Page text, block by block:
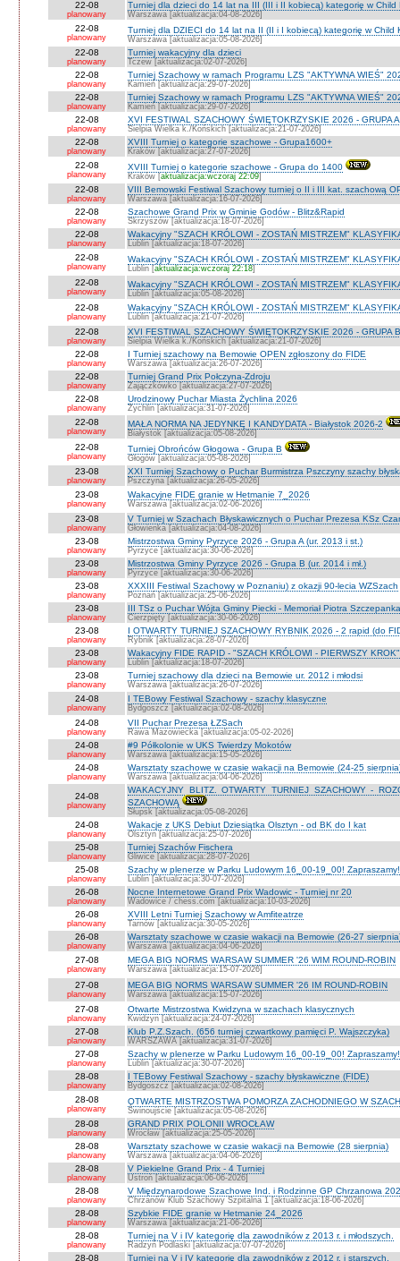
22-08
planowany
Turniej dla dzieci do 14 lat na III (III i II kobiecą) kategorię w Child
Warszawa [aktualizacja:04-08-2026]
22-08
planowany
Turniej dla DZIECI do 14 lat na II (II i I kobiecą) kategorię w Child
Warszawa [aktualizacja:05-08-2026]
22-08
planowany
Turniej wakacyjny dla dzieci
Tczew [aktualizacja:02-07-2026]
22-08
planowany
Turniej Szachowy w ramach Programu LZS "AKTYWNA WIEŚ"
Kamień [aktualizacja:29-07-2026]
22-08
planowany
Turniej Szachowy w ramach Programu LZS "AKTYWNA WIEŚ"
Kamień [aktualizacja:29-07-2026]
22-08
planowany
XVI FESTIWAL SZACHOWY ŚWIĘTOKRZYSKIE 2026 - GRUPA
Sielpia Wielka k./Końskich [aktualizacja:21-07-2026]
22-08
planowany
XVIII Turniej o kategorie szachowe - Grupa1600+
Kraków [aktualizacja:27-07-2026]
22-08
planowany
XVIII Turniej o kategorie szachowe - Grupa do 1400
Kraków [aktualizacja:wczoraj 22:09]
22-08
planowany
VIII Bemowski Festiwal Szachowy turniej o II i III kat. szachową
Warszawa [aktualizacja:16-07-2026]
22-08
planowany
Szachowe Grand Prix w Gminie Godów - Blitz&Rapid
Skrzyszów [aktualizacja:18-07-2026]
22-08
planowany
Wakacyjny "SZACH KRÓLOWI - ZOSTAŃ MISTRZEM"
Lublin [aktualizacja:18-07-2026]
22-08
planowany
Wakacyjny "SZACH KRÓLOWI - ZOSTAŃ MISTRZEM"
Lublin [aktualizacja:wczoraj 22:18]
22-08
planowany
Wakacyjny "SZACH KRÓLOWI - ZOSTAŃ MISTRZEM"
Lublin [aktualizacja:05-08-2026]
22-08
planowany
Wakacyjny "SZACH KRÓLOWI - ZOSTAŃ MISTRZEM"
Lublin [aktualizacja:21-07-2026]
22-08
planowany
XVI FESTIWAL SZACHOWY ŚWIĘTOKRZYSKIE 2026 - GRUPA B
Sielpia Wielka k./Końskich [aktualizacja:21-07-2026]
22-08
planowany
I Turniej szachowy na Bemowie OPEN zgłoszony do FIDE
Warszawa [aktualizacja:26-07-2026]
22-08
planowany
Turniej Grand Prix Połczyna-Zdroju
Zajączkówko [aktualizacja:27-07-2026]
22-08
planowany
Urodzinowy Puchar Miasta Żychlina 2026
Żychlin [aktualizacja:31-07-2026]
22-08
planowany
MAŁA NORMA NA JEDYNKĘ I KANDYDATA - Białystok 2026-2
Białystok [aktualizacja:05-08-2026]
22-08
planowany
Turniej Obrońców Głogowa - Grupa B
Głogów [aktualizacja:05-08-2026]
23-08
planowany
XXI Turniej Szachowy o Puchar Burmistrza Pszczyny szachy
Pszczyna [aktualizacja:26-05-2026]
23-08
planowany
Wakacyjne FIDE granie w Hetmanie 7_2026
Warszawa [aktualizacja:02-06-2026]
23-08
planowany
V Turniej w Szachach Błyskawicznych o Puchar Prezesa KSz
Głowienka [aktualizacja:04-08-2026]
23-08
planowany
Mistrzostwa Gminy Pyrzyce 2026 - Grupa A (ur. 2013 i st.)
Pyrzyce [aktualizacja:30-06-2026]
23-08
planowany
Mistrzostwa Gminy Pyrzyce 2026 - Grupa B (ur. 2014 i mł.)
Pyrzyce [aktualizacja:30-06-2026]
23-08
planowany
XXXIII Festiwal Szachowy w Poznaniu) z okazji 90-lecia WZSzach
Poznań [aktualizacja:25-06-2026]
23-08
planowany
III TSz o Puchar Wójta Gminy Piecki - Memoriał Piotra
Cierzpięty [aktualizacja:30-06-2026]
23-08
planowany
I OTWARTY TURNIEJ SZACHOWY RYBNIK 2026 - 2 rapid (do
Rybnik [aktualizacja:28-07-2026]
23-08
planowany
Wakacyjny FIDE RAPID - "SZACH KRÓLOWI - PIERWSZY
Lublin [aktualizacja:18-07-2026]
23-08
planowany
Turniej szachowy dla dzieci na Bemowie ur. 2012 i młodsi
Warszawa [aktualizacja:26-07-2026]
24-08
planowany
I TEBowy Festiwal Szachowy - szachy klasyczne
Bydgoszcz [aktualizacja:02-08-2026]
24-08
planowany
VII Puchar Prezesa ŁZSach
Rawa Mazowiecka [aktualizacja:05-02-2026]
24-08
planowany
#9 Półkolonie w UKS Twierdzy Mokotów
Warszawa [aktualizacja:15-05-2026]
24-08
planowany
Warsztaty szachowe w czasie wakacji na Bemowie (24-25
Warszawa [aktualizacja:04-06-2026]
24-08
planowany
WAKACYJNY BLITZ. OTWARTY TURNIEJ SZACHOWY -
SZACHOWĄ
Słupsk [aktualizacja:05-08-2026]
24-08
planowany
Wakacje z UKS Debiut Dziesiątka Olsztyn - od BK do I kat
Olsztyn [aktualizacja:25-07-2026]
25-08
planowany
Turniej Szachów Fischera
Gliwice [aktualizacja:28-07-2026]
25-08
planowany
Szachy w plenerze w Parku Ludowym 16_00-19_00! Zapraszamy!
Lublin [aktualizacja:30-07-2026]
26-08
planowany
Nocne Internetowe Grand Prix Wadowic - Turniej nr 20
Wadowice / chess.com [aktualizacja:10-03-2026]
26-08
planowany
XVIII Letni Turniej Szachowy w Amfiteatrze
Tarnów [aktualizacja:30-05-2026]
26-08
planowany
Warsztaty szachowe w czasie wakacji na Bemowie (26-27
Warszawa [aktualizacja:04-06-2026]
27-08
planowany
MEGA BIG NORMS WARSAW SUMMER '26 WIM ROUND-ROBIN
Warszawa [aktualizacja:15-07-2026]
27-08
planowany
MEGA BIG NORMS WARSAW SUMMER '26 IM ROUND-ROBIN
Warszawa [aktualizacja:15-07-2026]
27-08
planowany
Otwarte Mistrzostwa Kwidzyna w szachach klasycznych
Kwidzyn [aktualizacja:24-07-2026]
27-08
planowany
Klub P.Z.Szach. (656 turniej czwartkowy pamięci P. Wajszczyka)
WARSZAWA [aktualizacja:31-07-2026]
27-08
planowany
Szachy w plenerze w Parku Ludowym 16_00-19_00! Zapraszamy!
Lublin [aktualizacja:30-07-2026]
28-08
planowany
I TEBowy Festiwal Szachowy - szachy błyskawiczne (FIDE)
Bydgoszcz [aktualizacja:02-08-2026]
28-08
planowany
OTWARTE MISTRZOSTWA POMORZA ZACHODNIEGO W
Świnoujście [aktualizacja:05-08-2026]
28-08
planowany
GRAND PRIX POLONII WROCŁAW
Wrocław [aktualizacja:25-05-2026]
28-08
planowany
Warsztaty szachowe w czasie wakacji na Bemowie (28 sierpnia)
Warszawa [aktualizacja:04-06-2026]
28-08
planowany
V Piekielne Grand Prix - 4 Turniej
Ustroń [aktualizacja:06-06-2026]
28-08
planowany
V Międzynarodowe Szachowe Ind. i Rodzinne GP Chrzanowa
Chrzanów Klub Szachowy Szpitalna 1 [aktualizacja:18-06-2026]
28-08
planowany
Szybkie FIDE granie w Hetmanie 24_2026
Warszawa [aktualizacja:21-06-2026]
28-08
planowany
Turniej na V i IV kategorię dla zawodników z 2013 r. i młodszych.
Radzyń Podlaski [aktualizacja:07-07-2026]
28-08 Turniej na V i IV kategorię dla zawodników z 2012 r. i starszych.